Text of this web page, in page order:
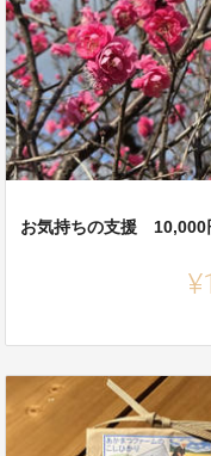
お気持ちの支援 10,000